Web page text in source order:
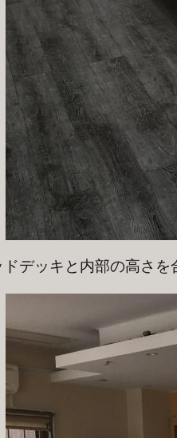
ドデッキと内部の高さ